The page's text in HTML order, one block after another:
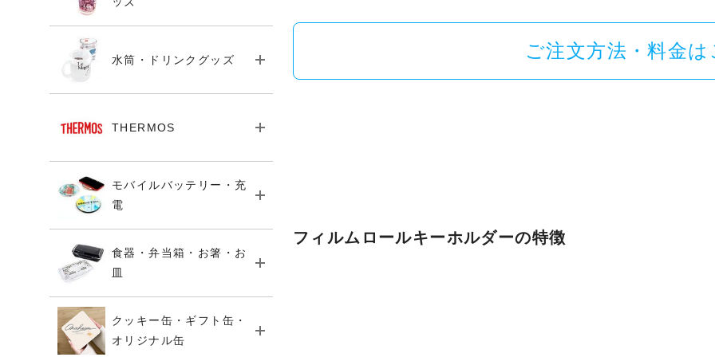
ご注文方法・料金
フィルムロールキーホルダーの特徴
水筒・ドリンクグッズ
THERMOS
モバイルバッテリー・充
電
食器・弁当箱・お箸・お
皿
クッキー缶・ギフト缶・
オリジナル缶